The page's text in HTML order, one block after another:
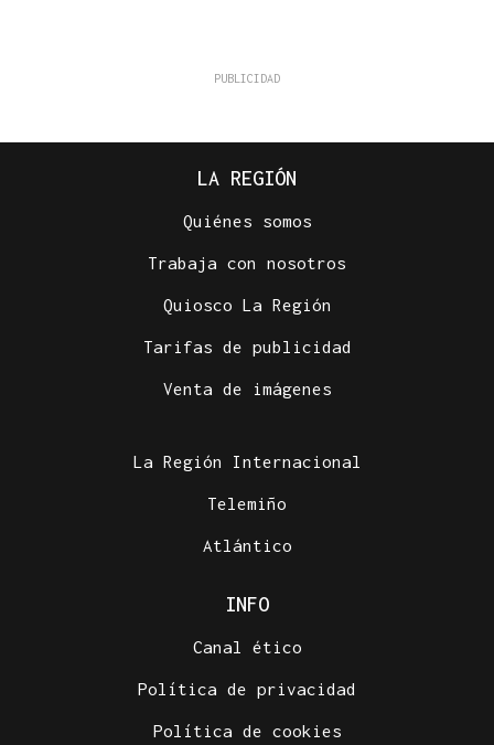
LA REGIÓN
Quiénes somos
Trabaja con nosotros
Quiosco La Región
Tarifas de publicidad
Venta de imágenes
La Región Internacional
Telemiño
Atlántico
INFO
Canal ético
Política de privacidad
Política de cookies